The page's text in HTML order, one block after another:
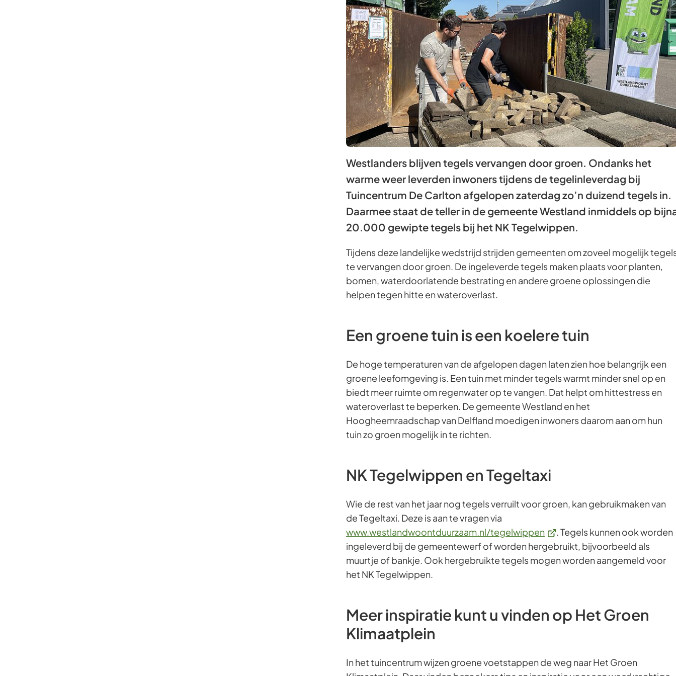
Gebruik
de
enter-
toets
om
een
waarde
te
selecteren.
Westlanders blijven tegels vervangen door groen. Ondanks het
warme weer leverden inwoners tijdens de tegelinleverdag bij
Tuincentrum De Carlton afgelopen zaterdag zo’n duizend tegels in.
Daarmee staat de teller in de gemeente Westland inmiddels op
20.000 gewipte tegels bij het NK Tegelwippen.
Tijdens deze landelijke wedstrijd strijden gemeenten om zoveel mogelijk
te vervangen door groen. De ingeleverde tegels maken plaats voor planten,
bomen, waterdoorlatende bestrating en andere groene oplossingen die
helpen tegen hitte en wateroverlast.
Een groene tuin is een koelere tuin
De hoge temperaturen van de afgelopen dagen laten zien hoe belangrijk een
groene leefomgeving is. Een tuin met minder tegels warmt minder snel op en
biedt meer ruimte om regenwater op te vangen. Dat helpt om hittestress en
wateroverlast te beperken. De gemeente Westland en het
Hoogheemraadschap van Delfland moedigen inwoners daarom aan om hun
tuin zo groen mogelijk in te richten.
NK Tegelwippen en Tegeltaxi
Wie de rest van het jaar nog tegels verruilt voor groen, kan gebruikmaken van
de Tegeltaxi. Deze is aan te vragen via
www.westlandwoontduurzaam.nl/tegelwippen(Verwijst
naar
een
. Tegels kunnen ook worden
ingeleverd bij de gemeentewerf of worden hergebruikt, bijvoorbeeld als
muurtje of bankje. Ook hergebruikte tegels mogen worden aangemeld voor
het NK Tegelwippen.
Meer inspiratie kunt u vinden op Het Groen
Klimaatplein
In het tuincentrum wijzen groene voetstappen de weg naar Het Groen